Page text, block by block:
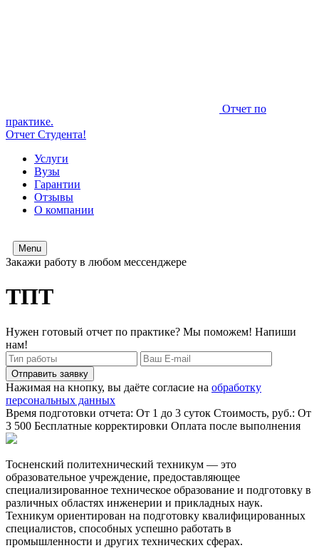
Отчет по
практике.
Отчет Студента!
Услуги
Вузы
Гарантии
Отзывы
О компании
Menu
Закажи работу в любом мессенджере
ТПТ
Нужен готовый отчет по практике? Мы поможем! Напиши
нам!
Отправить заявку
Нажимая на кнопку, вы даёте согласие на обработку
персональных данных
Время подготовки отчета: От 1 до 3 суток Стоимость, руб.: От
3 500 Бесплатные корректировки Оплата после выполнения
Тосненский политехнический техникум — это
образовательное учреждение, предоставляющее
специализированное техническое образование и подготовку в
различных областях инженерии и прикладных наук.
Техникум ориентирован на подготовку квалифицированных
специалистов, способных успешно работать в
промышленности и других технических сферах.